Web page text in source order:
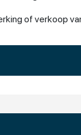
of verkoop